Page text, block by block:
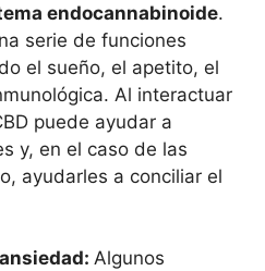
endocannabinoide.
serie de funciones
el sueño, el apetito, el
Al interactuar
puede ayudar a
y, en el caso de las
ayudarles a conciliar el
Algunos